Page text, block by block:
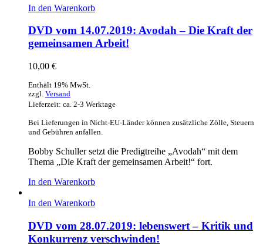
In den Warenkorb
DVD vom 14.07.2019: Avodah – Die Kraft der
gemeinsamen Arbeit!
10,00 €
Enthält 19% MwSt.
zzgl. Versand
Lieferzeit: ca. 2-3 Werktage
Bei Lieferungen in Nicht-EU-Länder können zusätzliche Zölle, Steuern
und Gebühren anfallen.
Bobby Schuller setzt die Predigtreihe „Avodah“ mit dem
Thema „Die Kraft der gemeinsamen Arbeit!“ fort.
In den Warenkorb
In den Warenkorb
DVD vom 28.07.2019: lebenswert – Kritik und
Konkurrenz verschwinden!